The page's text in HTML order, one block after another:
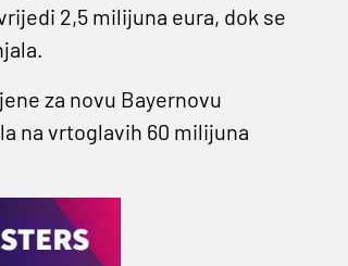
2,5 milijuna eura, dok se
za novu Bayernovu
na vrtoglavih 60 milijuna